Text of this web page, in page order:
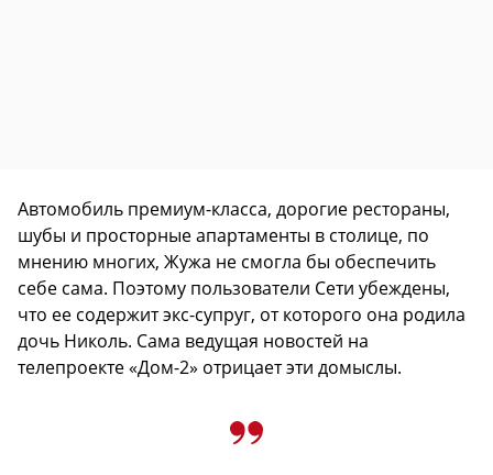
Автомобиль премиум-класса, дорогие рестораны,
шубы и просторные апартаменты в столице, по
мнению многих, Жужа не смогла бы обеспечить
себе сама. Поэтому пользователи Сети убеждены,
что ее содержит экс-супруг, от которого она родила
дочь Николь. Сама ведущая новостей на
телепроекте «Дом-2» отрицает эти домыслы.